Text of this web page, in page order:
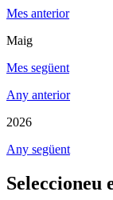
Mes anterior
Maig
Mes següent
Any anterior
2026
Any següent
Seleccioneu